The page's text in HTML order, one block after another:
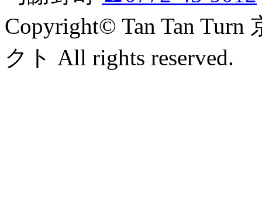
Copyright© Tan Tan
クト All rights reserved.